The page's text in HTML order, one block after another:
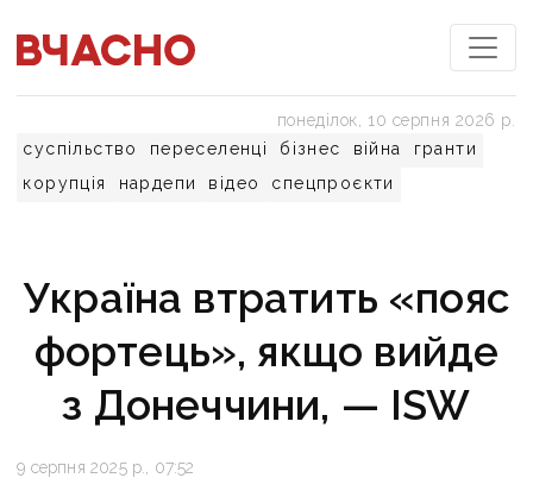
суспільство переселенці бізнес війна
гранти
корупція
нардепи відео спецпроєкти
понеділок, 10 серпня 2026 р.
Україна втратить «пояс
фортець», якщо вийде
з Донеччини, — ISW
9 серпня 2025 р., 07:52